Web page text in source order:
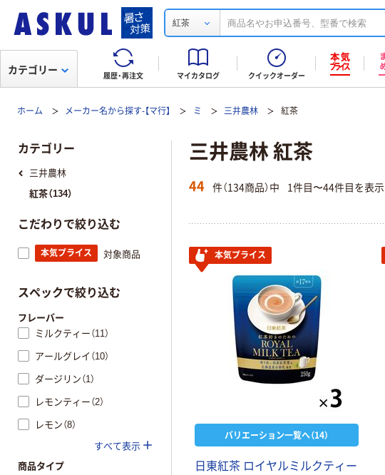
紅茶
履歴・再注文 マイカタログ クイックオーダー
カテゴリー
ホーム メーカー名から探す-【マ行】 ミ 三井農林 紅茶
三井農林 紅茶
44 件（134商品）中 1件目〜44件目を表示
本気プライス
バリエーション一覧へ（14）
日東紅茶 ロイヤルミルクティー
カテゴリー
三井農林
紅茶（134）
こだわりで絞り込む
本気プライス 対象商品
スペックで絞り込む
フレーバー
ミルクティー（11）
アールグレイ（10）
ダージリン（1）
レモンティー（2）
レモン（8）
すべて表示
商品タイプ